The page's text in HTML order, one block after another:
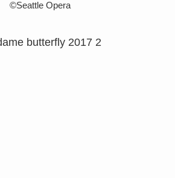
©︎Seattle Opera
butterfly 2017 2